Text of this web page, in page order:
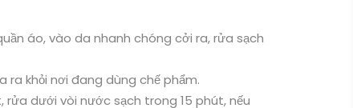
áo, vào da nhanh chóng cởi ra, rửa sạch
ra khỏi nơi đang dùng chế phẩm.
rửa dưới vòi nước sạch trong 15 phút, nếu